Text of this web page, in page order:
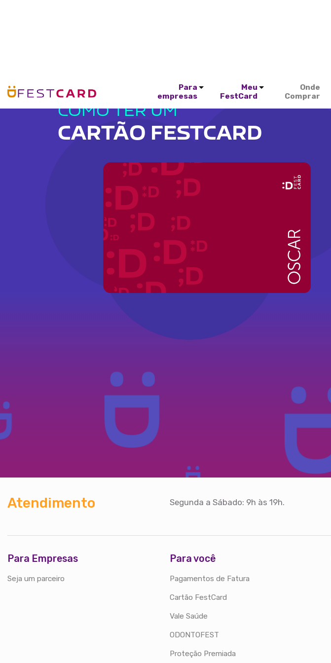
Para
empresas
Meu
FestCard
Onde
Comprar
COMO TER UM
CARTÃO FESTCARD
Atendimento Segunda a Sábado: 9h às 19h.
Para Empresas
Seja um parceiro
Para você
Pagamentos de Fatura
Cartão FestCard
Vale Saúde
ODONTOFEST
Proteção Premiada